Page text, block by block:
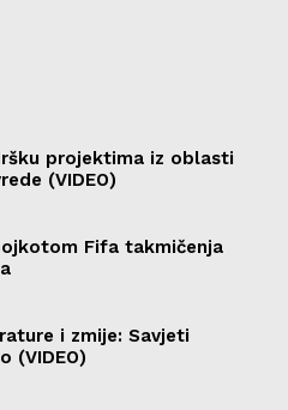
projektima iz oblasti
(VIDEO)
Fifa takmičenja
i zmije: Savjeti
(VIDEO)